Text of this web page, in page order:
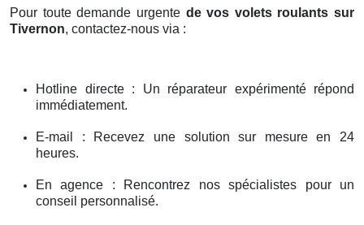
Pour toute demande urgente de vos volets roulants sur
Tivernon, contactez-nous via :
Hotline directe : Un réparateur expérimenté répond
immédiatement.
E-mail : Recevez une solution sur mesure en 24
heures.
En agence : Rencontrez nos spécialistes pour un
conseil personnalisé.